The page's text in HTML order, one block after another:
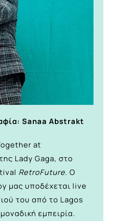
Sanaa Abstrakt
at
Lady Gaga, στο
RetroFuture. Ο
μας υποδέχεται live
του από το Lagos
εμπειρία.